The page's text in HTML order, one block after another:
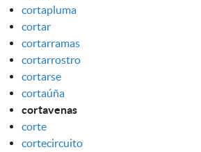
cortapluma
cortar
cortarramas
cortarrostro
cortarse
cortaúña
cortavenas
corte
cortecircuito